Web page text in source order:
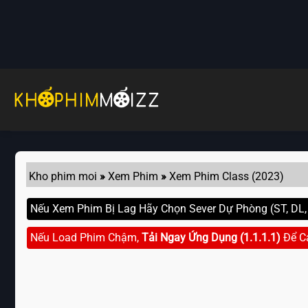
Kho phim moi » Xem Phim » Xem Phim Class (2023)
Nếu Xem Phim Bị Lag Hãy Chọn Sever Dự Phòng (ST,
Nếu Load Phim Chậm, Tải Ngay Ứng Dụng (1.1.1.1) Để